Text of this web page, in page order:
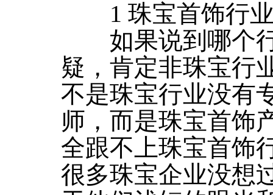
1 珠宝首饰行业
如果说到哪个行
疑，肯定非珠宝行
不是珠宝行业没有
师，而是珠宝首饰
全跟不上珠宝首饰
很多珠宝企业没想